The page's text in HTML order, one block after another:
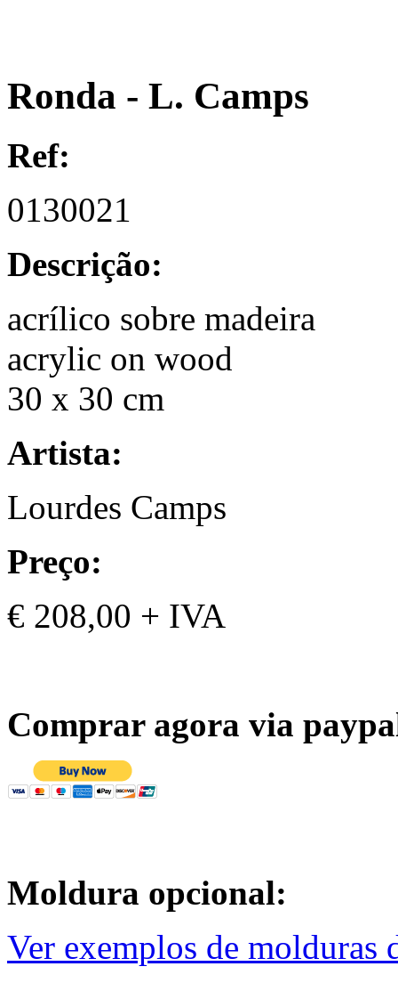
Ronda - L. Camps
Ref:
0130021
Descrição:
acrílico sobre madeira
acrylic on wood
30 x 30 cm
Artista:
Lourdes Camps
Preço:
€ 208,00 + IVA
Comprar agora via
Moldura opcional:
Ver exemplos de molduras